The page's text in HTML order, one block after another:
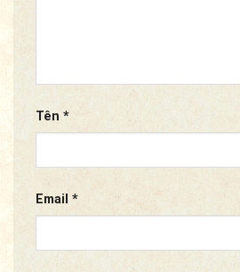
Tên *
Email *